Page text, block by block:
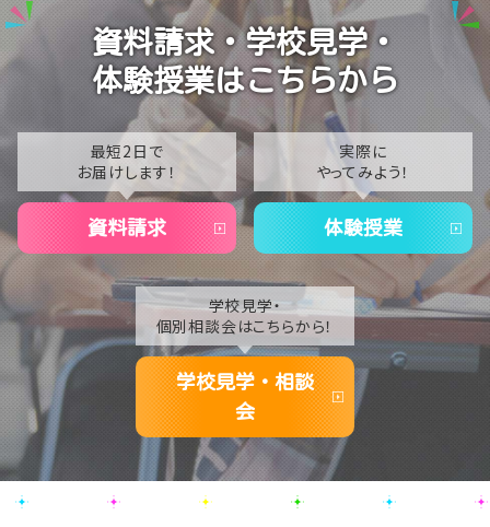
【仙台】1年生のレクリエーション～仙台市博物館で「伊
達政宗からの挑戦状」に挑戦しました⚔️✨～
【仙台】ホームルームで「TAGIRON（タギロン）」を行い
ました！🧩🔢
2024
2023
2021
2020
資料請求・学校見学・
体験授業はこちらから
最短2日で
お届けします！
資料請求
実際に
やってみよう！
体験授業
学校見学・
個別相談会はこちらから！
学校見学・相談
会